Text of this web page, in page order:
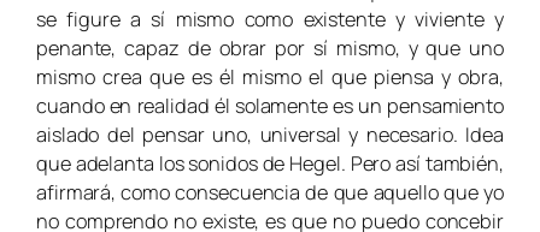
se figure a sí mismo como existente y viviente y
penante, capaz de obrar por sí mismo, y que uno
mismo crea que es él mismo el que piensa y obra,
cuando en realidad él solamente es un pensamiento
aislado del pensar uno, universal y necesario. Idea
que adelanta los sonidos de Hegel. Pero así también,
afirmará, como consecuencia de que aquello que yo
no comprendo no existe, es que no puedo concebir